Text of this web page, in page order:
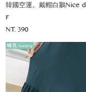
F
NT. 390